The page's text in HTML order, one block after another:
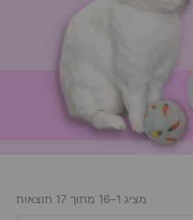
מציג 1–16 מתוך 17 תוצאות